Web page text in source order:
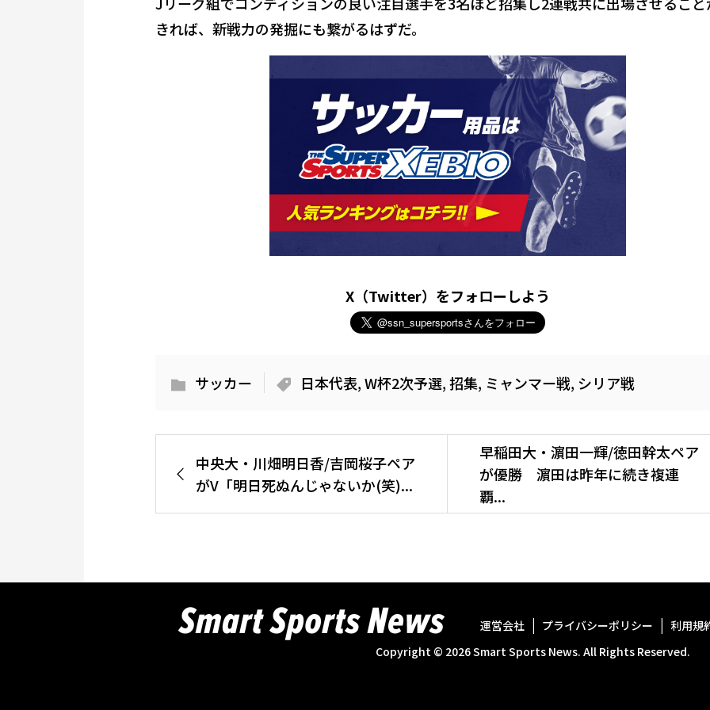
きれば、新戦力の発掘にも繋がるはずだ。
X（Twitter）をフォローしよう
サッカー 日本代表,W杯2次予選,招集, ミャンマー戦, シリア戦
中央大・川畑明日香/吉岡桜子ペア
がV「明日死ぬんじゃないか(笑)...
早稲田大・濵田一輝/徳田幹太ペア
が優勝 濵田は昨年に続き複連
覇...
運営会社 プライバシーポリシー
利用規
Copyright © 2026Smart Sports News. All Rights Reserved.